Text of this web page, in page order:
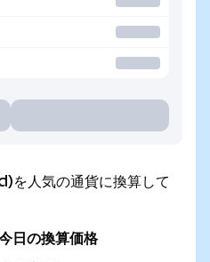
人気の通貨に換算して
日の換算価格